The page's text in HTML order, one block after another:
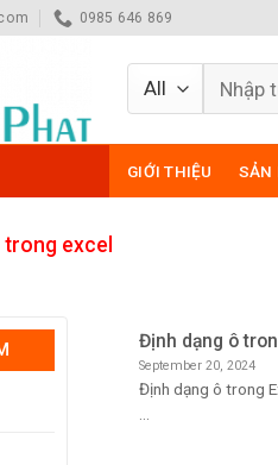
0985 646 869
Search
GIỚI THIỆU SẢN
excel
Định dạng ô
September 20, 2024
Định dạng ô trong